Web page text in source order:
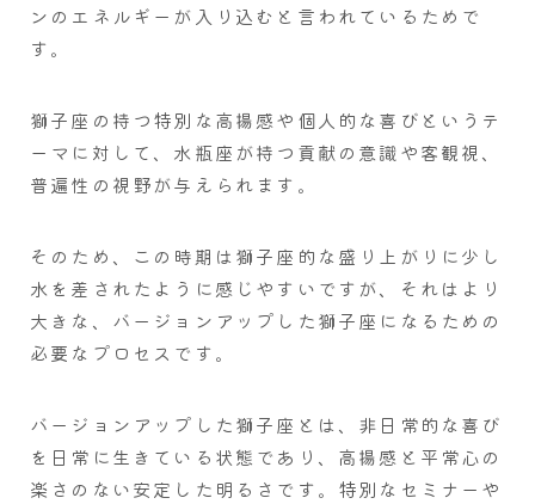
ンのエネルギーが入り込むと言われているためで
す。
獅子座の持つ特別な高揚感や個人的な喜びというテ
ーマに対して、水瓶座が持つ貢献の意識や客観視、
普遍性の視野が与えられます。
そのため、この時期は獅子座的な盛り上がりに少し
水を差されたように感じやすいですが、それはより
大きな、バージョンアップした獅子座になるための
必要なプロセスです。
バージョンアップした獅子座とは、非日常的な喜び
を日常に生きている状態であり、高揚感と平常心の
楽さのない安定した明るさです。特別なセミナーや